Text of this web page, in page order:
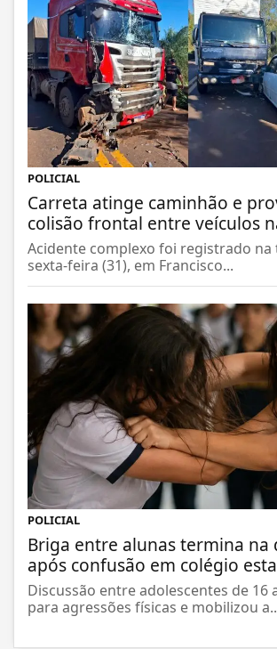
POLICIAL
Carreta atinge caminhão e
colisão frontal entre veículos
Acidente complexo foi registrado na
sexta-feira (31), em Francisco...
POLICIAL
Briga entre alunas termina na
após confusão em colégio
Discussão entre adolescentes de 16
para agressões físicas e mobilizou a...